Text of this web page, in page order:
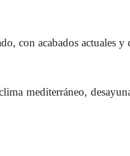
con acabados actuales y
mediterráneo,